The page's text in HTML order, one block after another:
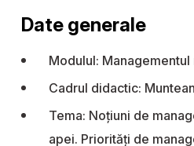
Date generale
Modulul:
Cadrul didactic:
Tema: Noțiuni de
apei. Priorități de